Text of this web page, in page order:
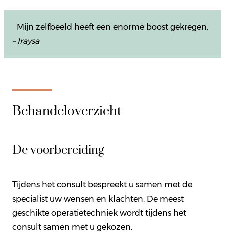
Mijn zelfbeeld heeft een enorme boost gekregen.
– Iraysa
Behandeloverzicht
De voorbereiding
Tijdens het consult bespreekt u samen met de
specialist uw wensen en klachten. De meest
geschikte operatietechniek wordt tijdens het
consult samen met u gekozen.